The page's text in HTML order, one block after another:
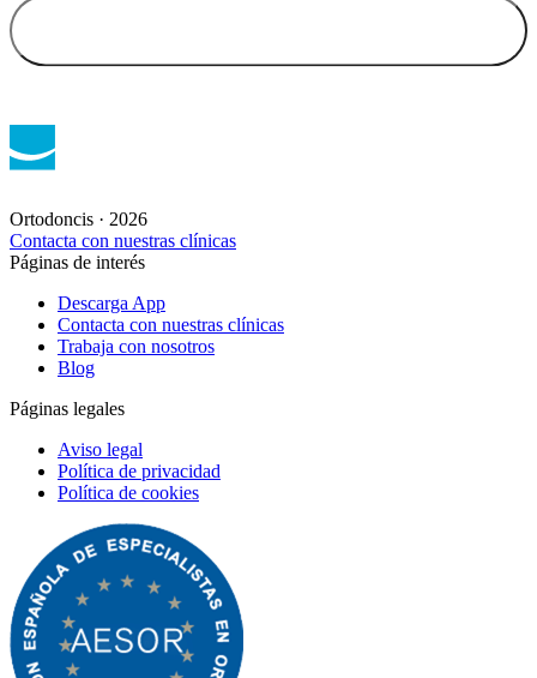
Ortodoncis · 2026
Contacta con nuestras clínicas
Páginas de interés
Descarga App
Contacta con nuestras clínicas
Trabaja con nosotros
Blog
Páginas legales
Aviso legal
Política de privacidad
Política de cookies